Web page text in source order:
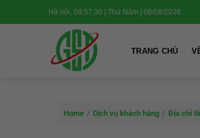
đến
Hà nội, 09:57:30 | Thứ Năm | 06/08/2026
TRANG CHỦ
Home / Dịch vụ khách hàng / Địa chỉ